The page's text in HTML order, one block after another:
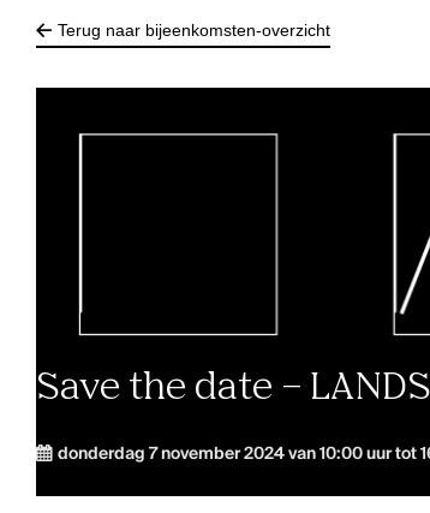
Terug naar bijeenkomsten-overzicht
Save the date –
donderdag 7 november 2024 van 10:00 uur tot